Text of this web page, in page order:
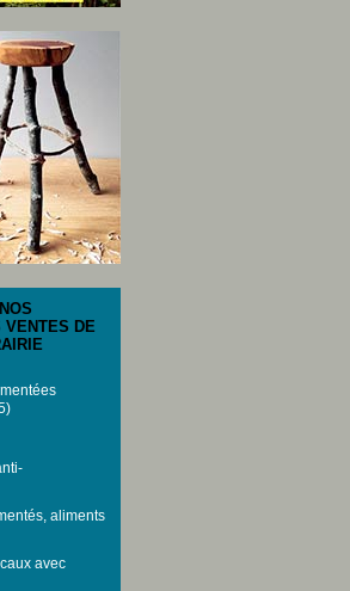
VENTES DE
aliments
avec